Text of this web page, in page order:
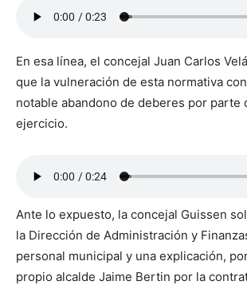
En esa línea, el concejal Juan Carlos
que la vulneración de esta normativa
notable abandono de deberes por parte
ejercicio.
Ante lo expuesto, la concejal Guissen
la Dirección de Administración y
personal municipal y una explicación,
propio alcalde Jaime Bertin por la